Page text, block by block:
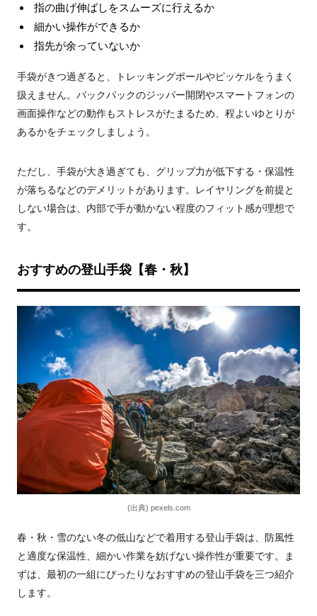
指の曲げ伸ばしをスムーズに行えるか
細かい操作ができるか
指先が余っていないか
手袋がきつ過ぎると、トレッキングポールやピッケルをうまく
扱えません。バックパックのジッパー開閉やスマートフォンの
画面操作などの動作もストレスがたまるため、程よいゆとりが
あるかをチェックしましょう。
ただし、手袋が大き過ぎても、グリップ力が低下する・保温性
が落ちるなどのデメリットがあります。レイヤリングを前提と
しない場合は、内部で手が動かない程度のフィット感が理想で
す。
おすすめの登山手袋【春・秋】
(出典) pexels.com
春・秋・雪のない冬の低山などで着用する登山手袋は、防風性
と適度な保温性、細かい作業を妨げない操作性が重要です。ま
ずは、最初の一組にぴったりなおすすめの登山手袋を三つ紹介
します。